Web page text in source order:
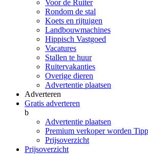
Voor de Ruiter
Rondom de stal
Koets en rijtuigen
Landbouwmachines
Hippisch Vastgoed
Vacatures
Stallen te huur
Ruitervakanties
Overige dieren
Advertentie plaatsen
Adverteren
Gratis adverteren
b
Advertentie plaatsen
Premium verkoper worden
Prijsoverzicht
Prijsoverzicht